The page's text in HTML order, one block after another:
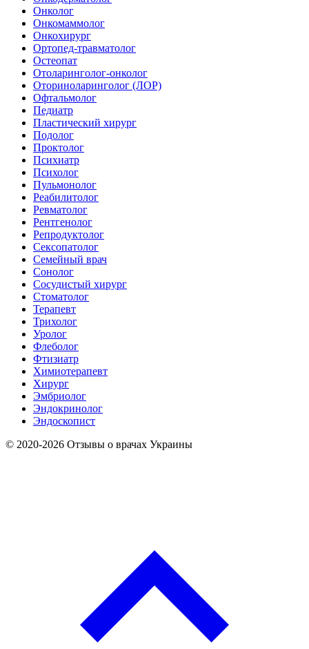
Онколог
Онкомаммолог
Онкохирург
Ортопед-травматолог
Остеопат
Отоларинголог-онколог
Оториноларинголог (ЛОР)
Офтальмолог
Педиатр
Пластический хирург
Подолог
Проктолог
Психиатр
Психолог
Пульмонолог
Реабилитолог
Ревматолог
Рентгенолог
Репродуктолог
Сексопатолог
Семейный врач
Сонолог
Сосудистый хирург
Стоматолог
Терапевт
Трихолог
Уролог
Флеболог
Фтизиатр
Химиотерапевт
Хирург
Эмбриолог
Эндокринолог
Эндоскопист
© 2020-2026 Отзывы о врачах Украины